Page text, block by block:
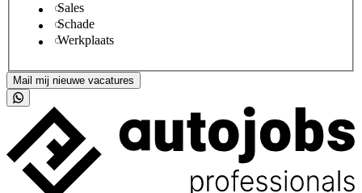
Sales
Schade
Werkplaats
Mail mij nieuwe vacatures